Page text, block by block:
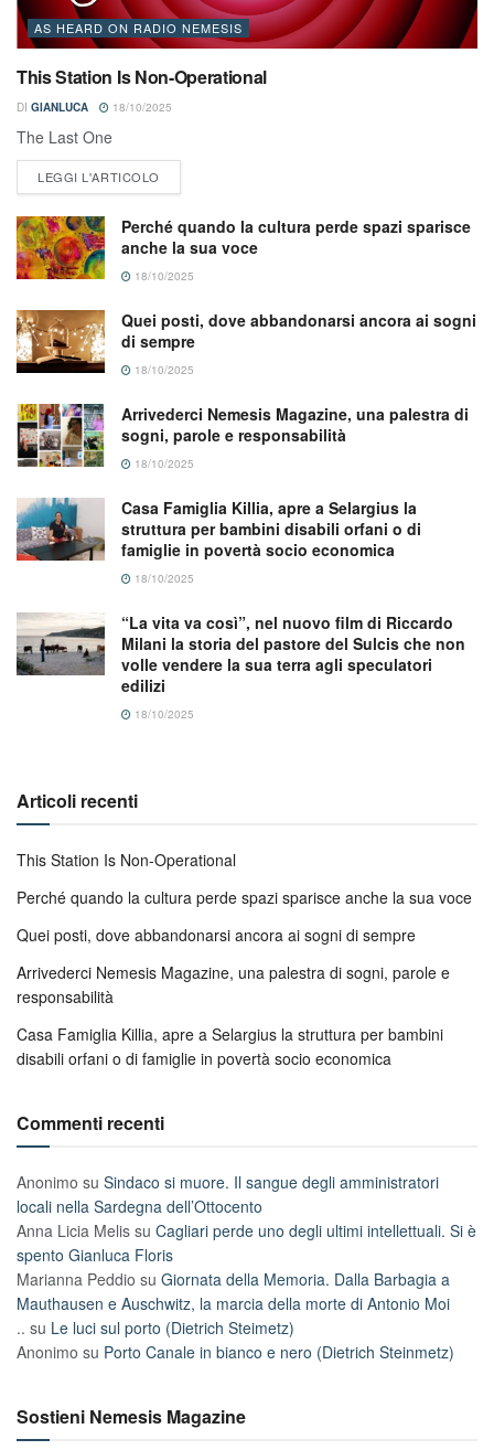
AS HEARD ON RADIO NEMESIS
This Station Is Non-Operational
DI GIANLUCA 18/10/2025
The Last One
LEGGI L'ARTICOLO
Perché quando la cultura perde spazi sparisce
anche la sua voce
18/10/2025
Quei posti, dove abbandonarsi ancora ai sogni
di sempre
18/10/2025
Arrivederci Nemesis Magazine, una palestra di
sogni, parole e responsabilità
18/10/2025
Casa Famiglia Killia, apre a Selargius la
struttura per bambini disabili orfani o di
famiglie in povertà socio economica
18/10/2025
“La vita va così”, nel nuovo film di Riccardo
Milani la storia del pastore del Sulcis che non
volle vendere la sua terra agli speculatori
edilizi
18/10/2025
Articoli recenti
This Station Is Non-Operational
Perché quando la cultura perde spazi sparisce anche la sua voce
Quei posti, dove abbandonarsi ancora ai sogni di sempre
Arrivederci Nemesis Magazine, una palestra di sogni, parole e
responsabilità
Casa Famiglia Killia, apre a Selargius la struttura per bambini
disabili orfani o di famiglie in povertà socio economica
Commenti recenti
Anonimo su Sindaco si muore. Il sangue degli amministratori
locali nella Sardegna dell’Ottocento
Anna Licia Melis su Cagliari perde uno degli ultimi intellettuali. Si è
spento Gianluca Floris
Marianna Peddio su Giornata della Memoria. Dalla Barbagia a
Mauthausen e Auschwitz, la marcia della morte di Antonio Moi
.. su Le luci sul porto (Dietrich Steimetz)
Anonimo su Porto Canale in bianco e nero (Dietrich Steinmetz)
Sostieni Nemesis Magazine